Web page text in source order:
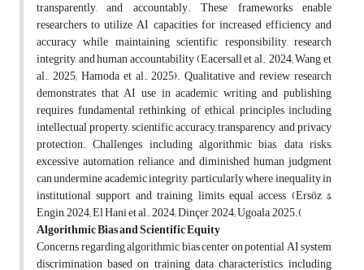
transparently, and accountably. These frameworks enable
researchers to utilize AI capacities for increased efficiency and
accuracy while maintaining scientific responsibility, research
integrity, and human accountability (Eacersall et al., 2024; Wang et
al., 2025; Hamoda et al., 2025). Qualitative and review research
demonstrates that AI use in academic writing and publishing
requires fundamental rethinking of ethical principles including
intellectual property, scientific accuracy, transparency, and privacy
protection. Challenges including algorithmic bias, data risks,
excessive automation reliance, and diminished human judgment
can undermine academic integrity, particularly where inequality in
institutional support and training limits equal access (Ersöz &
Engin, 2024; El Hani et al., 2024; Dinçer, 2024; Ugoala, 2025).
Algorithmic Bias and Scientific Equity
Concerns regarding algorithmic bias center on potential AI system
discrimination based on training data characteristics, including